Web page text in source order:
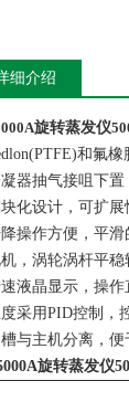
细介绍
旋转蒸发仪
和氟
器抽气接咀下
化设计，可扩展
操作方便，平
，涡轮涡杆平稳
液晶显示，操
采用PID控制，
与主机分离，
旋转蒸发仪